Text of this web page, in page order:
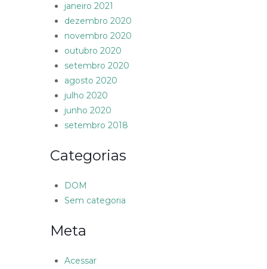
janeiro 2021
dezembro 2020
novembro 2020
outubro 2020
setembro 2020
agosto 2020
julho 2020
junho 2020
setembro 2018
Categorias
DOM
Sem categoria
Meta
Acessar